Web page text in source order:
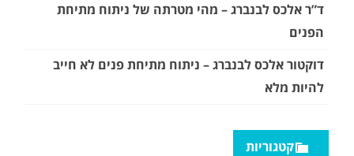
ד”ר אלכס לבנברג – מהי מטרתה של ניתוח מתיחת
הפנים
דוקטור אלכס לבנברג – ניתוח מתיחת פנים לא חייב
להיות מלא
קטגוריות